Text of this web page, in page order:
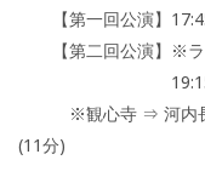
【第一回公演】
【第二回公演】※ラ
19:15 受付開
※観心寺 ⇒ 河内長
(11分)